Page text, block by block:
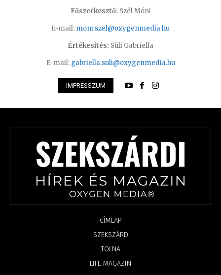
Főszerkesztő: Szél Móni
E-mail: moni.szel@oxygenmedia.hu
Értékesítés: Süli Gabriella
E-mail: gabriella.suli@oxygenmedia.hu
IMPRESSZUM
CÍMLAP
SZEKSZÁRD
TOLNA
LIFE MAGAZIN